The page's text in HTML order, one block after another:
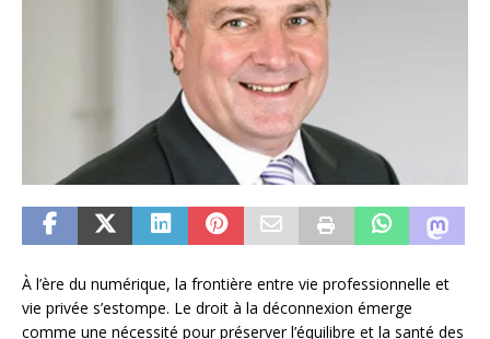
À l’ère du numérique, la frontière entre vie professionnelle et
vie privée s’estompe. Le droit à la déconnexion émerge
comme une nécessité pour préserver l’équilibre et la santé des